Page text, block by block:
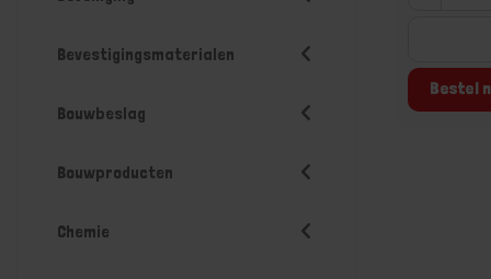
Bevestigingsmaterialen
Bouwbeslag
Bouwproducten
Chemie
Bestel